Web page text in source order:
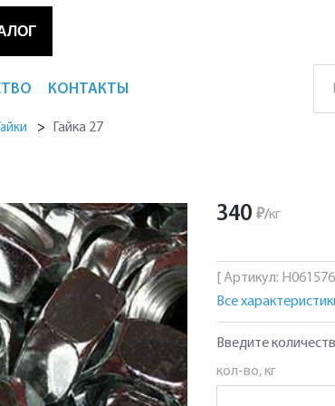
КОНТАКТЫ
Гайки Гайка 27
340 ₽/кг
[ Артикул:
Все
Введите
кол-во, кг